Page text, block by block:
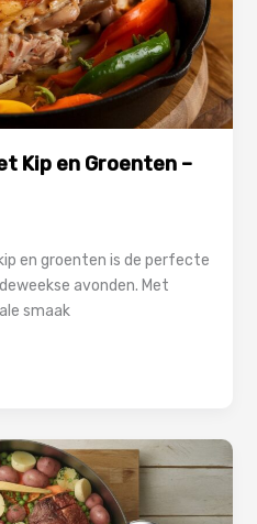
Kip en Groenten –
en groenten is de perfecte
avonden. Met
smaak